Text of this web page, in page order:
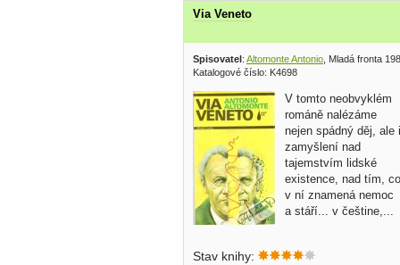
Via Veneto
Spisovatel : Altomonte Antonio , Mladá fronta
Katalogové číslo: K4698
V tomto neobvyklém
románě nalézáme
nejen spádný děj, ale i
zamyšlení nad
tajemstvím lidské
existence, nad tím, co
v ní znamená nemoc
a stáří... v češtine,...
Stav knihy: